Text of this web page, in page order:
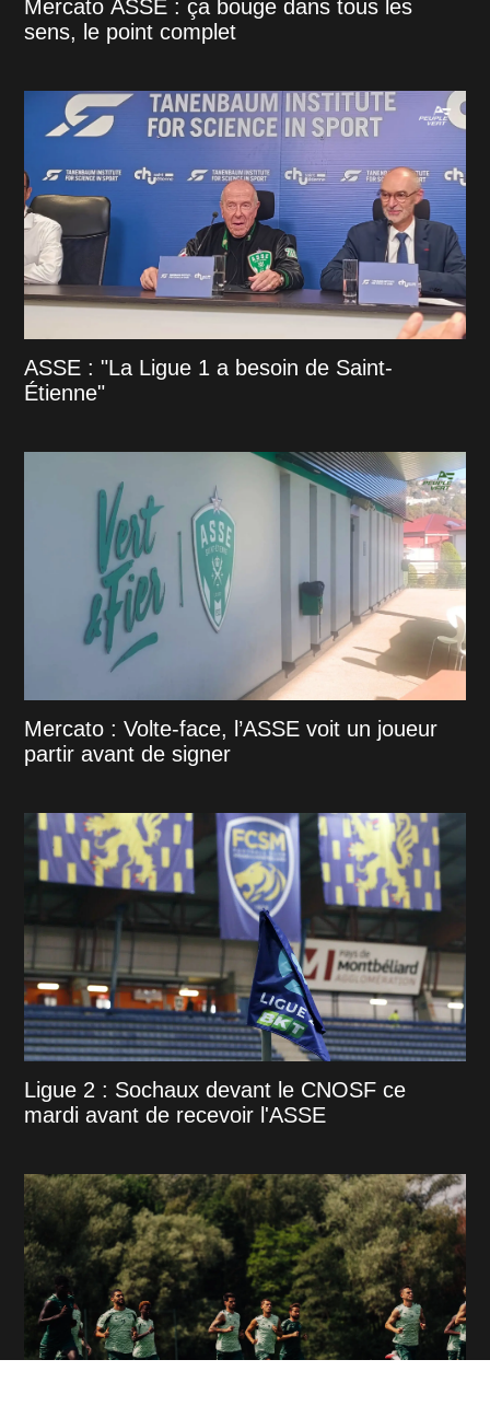
Mercato ASSE : ça bouge dans tous les
sens, le point complet
ASSE : "La Ligue 1 a besoin de Saint-
Étienne"
Mercato : Volte-face, l’ASSE voit un joueur
partir avant de signer
Ligue 2 : Sochaux devant le CNOSF ce
mardi avant de recevoir l'ASSE